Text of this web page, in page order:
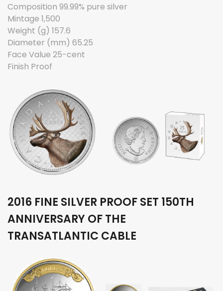
Composition 99.99% pure silver
Mintage 1,500
Weight (g) 157.6
Diameter (mm) 65.25
Face Value 25-cent
Finish Proof
2016 FINE SILVER PROOF SET 150TH
ANNIVERSARY OF THE
TRANSATLANTIC CABLE